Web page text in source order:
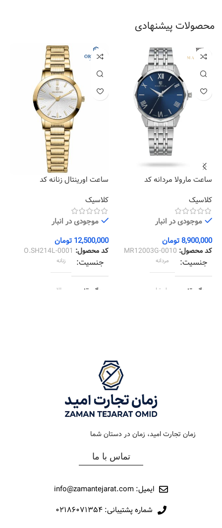
محصولات پیشنهادی
ساعت مارولا مردانه کد
کلاسیک
موجودی در انبار
8,900,000تومان
کد محصول: MR12003G-0010
جنسیت مردانه
رنگ قاب استیل
کلاسیک
رفرانس 12003
ساعت اورینتال زنانه کد
کلاسیک
موجودی در انبار
12,500,000 تومان
کد محصول: O.SH214L-0001
جنسیت زنانه
رنگ قاب طلایی
جنس بند
نوع ساعت
رفرانس
برند
زمان تجارت امید، زمان در دستان شما
تماس با ما
ایمیل: info@zamantejarat.com
شماره پشتیبانی: ۰۲۱۸۶۰۷۱۳۵۴